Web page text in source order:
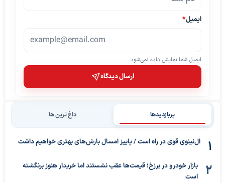
ایمیل*
ایمیل شما نمایش داده نمی‌شود.
ارسال دیدگاه
پربازدیدها داغ ترین ها
ال‌نینوی قوی در راه است / پاییز امسال بارش‌های بهتری خواهیم داشت
بازار خودرو در برزخ؛ قیمت‌ها عقب نشستند اما خریدار هنوز برنگشته
است